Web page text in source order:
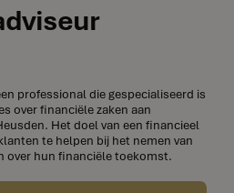
professional die gespecialiseerd is
over financiële zaken aan
Het doel van een financieel
te helpen bij het nemen van
over hun financiële toekomst.